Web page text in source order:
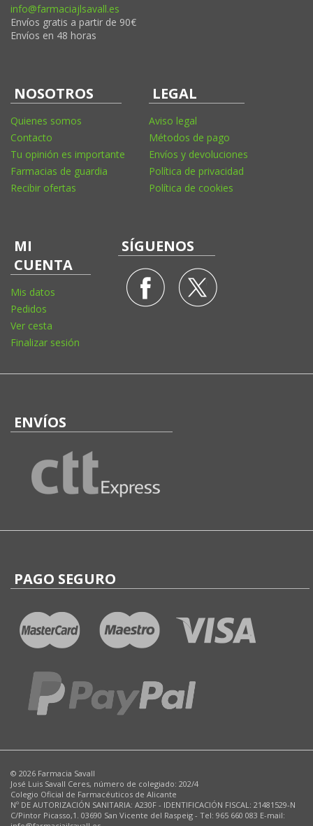
info@farmaciajlsavall.es
Envíos gratis a partir de 90€
Envíos en 48 horas
NOSOTROS
Quienes somos
Contacto
Tu opinión es importante
Farmacias de guardia
Recibir ofertas
LEGAL
Aviso legal
Métodos de pago
Envíos y devoluciones
Política de privacidad
Política de cookies
MI
CUENTA
Mis datos
Pedidos
Ver cesta
Finalizar sesión
SÍGUENOS
ENVÍOS
PAGO SEGURO
© 2026 Farmacia Savall
José Luis Savall Ceres, número de colegiado: 202/4
Colegio Oficial de Farmacéuticos de Alicante
Nº DE AUTORIZACIÓN SANITARIA: A230F - IDENTIFICACIÓN FISCAL: 21481529-N
C/Pintor Picasso,1. 03690 San Vicente del Raspeig - Tel: 965 660 083 E-mail: